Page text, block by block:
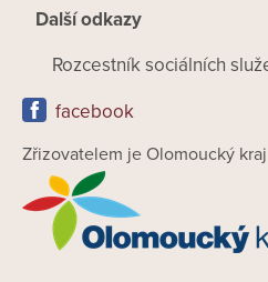
Další odkazy
Rozcestník sociálních
facebook
Zřizovatelem je Olomoucký kraj